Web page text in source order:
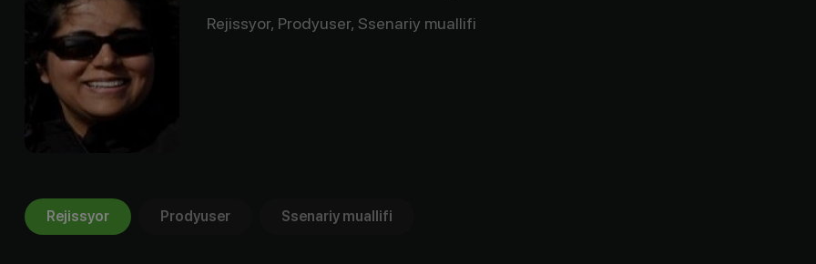
Rejissyor, Prodyuser, Ssenariy muallifi
Rejissyor Prodyuser Ssenariy muallifi